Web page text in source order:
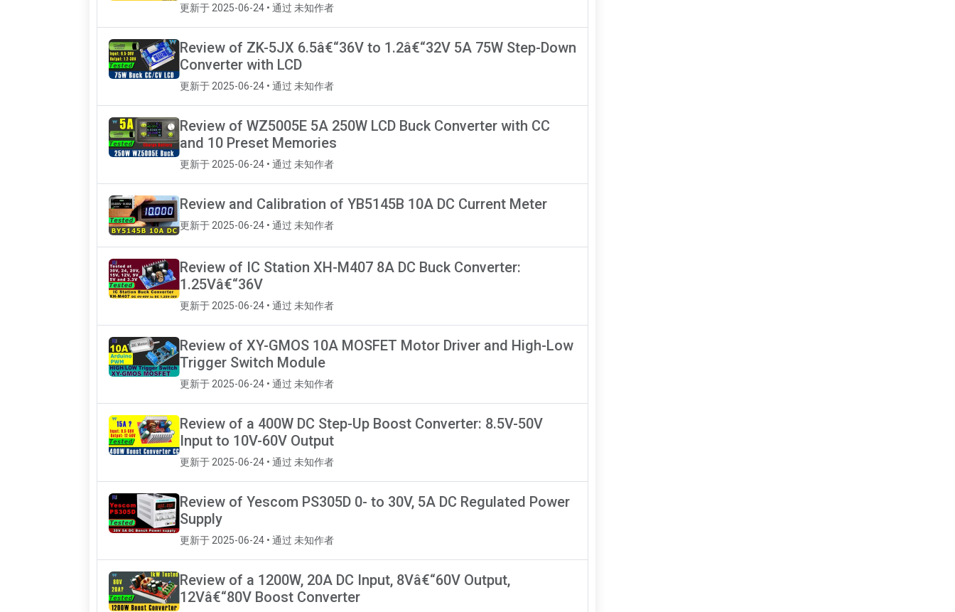
更新于 2025-06-24 • 通过 未知作者
Review of ZK-5JX 6.5â€“36V to 1.2â€“32V 5A 75W Step-Down
Converter with LCD
更新于 2025-06-24 • 通过 未知作者
Review of WZ5005E 5A 250W LCD Buck Converter with CC
and 10 Preset Memories
更新于 2025-06-24 • 通过 未知作者
Review and Calibration of YB5145B 10A DC Current Meter
更新于 2025-06-24 • 通过 未知作者
Review of IC Station XH-M407 8A DC Buck Converter:
1.25Vâ€“36V
更新于 2025-06-24 • 通过 未知作者
Review of XY-GMOS 10A MOSFET Motor Driver and High-Low
Trigger Switch Module
更新于 2025-06-24 • 通过 未知作者
Review of a 400W DC Step-Up Boost Converter: 8.5V-50V
Input to 10V-60V Output
更新于 2025-06-24 • 通过 未知作者
Review of Yescom PS305D 0- to 30V, 5A DC Regulated Power
Supply
更新于 2025-06-24 • 通过 未知作者
Review of a 1200W, 20A DC Input, 8Vâ€“60V Output,
12Vâ€“80V Boost Converter